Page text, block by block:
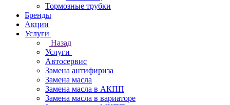
Тормозные трубки
Бренды
Акции
Услуги
Назад
Услуги
Автосервис
Замена антифириза
Замена масла
Замена масла в АКПП
Замена масла в вариаторе